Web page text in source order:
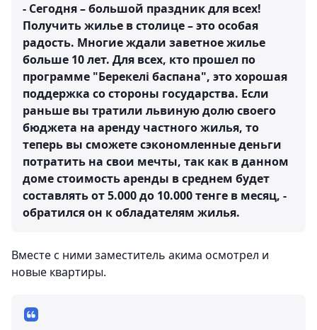
- Сегодня – большой праздник для всех!
Получить жилье в столице – это особая
радость. Многие ждали заветное жилье
больше 10 лет. Для всех, кто прошел по
программе "Берекелі баспана", это хорошая
поддержка со стороны государства. Если
раньше вы тратили львиную долю своего
бюджета на аренду частного жилья, то
теперь вы сможете сэкономленные деньги
потратить на свои мечты, так как в данном
доме стоимость аренды в среднем будет
составлять от 5.000 до 10.000 тенге в месяц, -
обратился он к обладателям жилья.
Вместе с ними заместитель акима осмотрел и
новые квартиры.